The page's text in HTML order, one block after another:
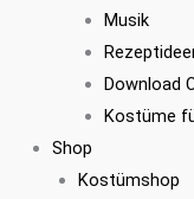
Musik
Download
Kostüme
Shop
Kostümshop